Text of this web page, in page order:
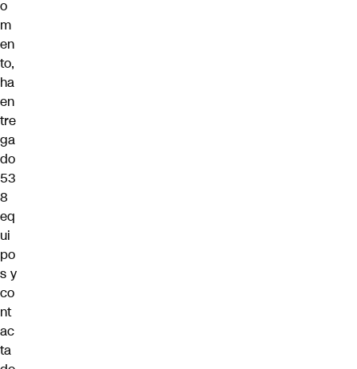
o
m
en
to,
ha
en
tre
ga
do
53
8
eq
ui
po
s y
co
nt
ac
ta